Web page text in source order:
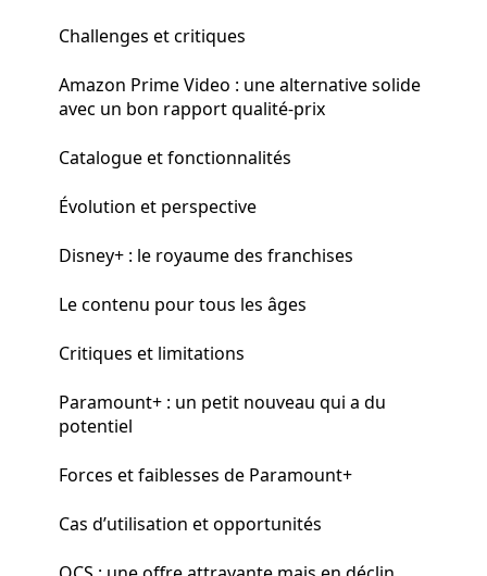
Challenges et critiques
Amazon Prime Video : une alternative solide
avec un bon rapport qualité-prix
Catalogue et fonctionnalités
Évolution et perspective
Disney+ : le royaume des franchises
Le contenu pour tous les âges
Critiques et limitations
Paramount+ : un petit nouveau qui a du
potentiel
Forces et faiblesses de Paramount+
Cas d’utilisation et opportunités